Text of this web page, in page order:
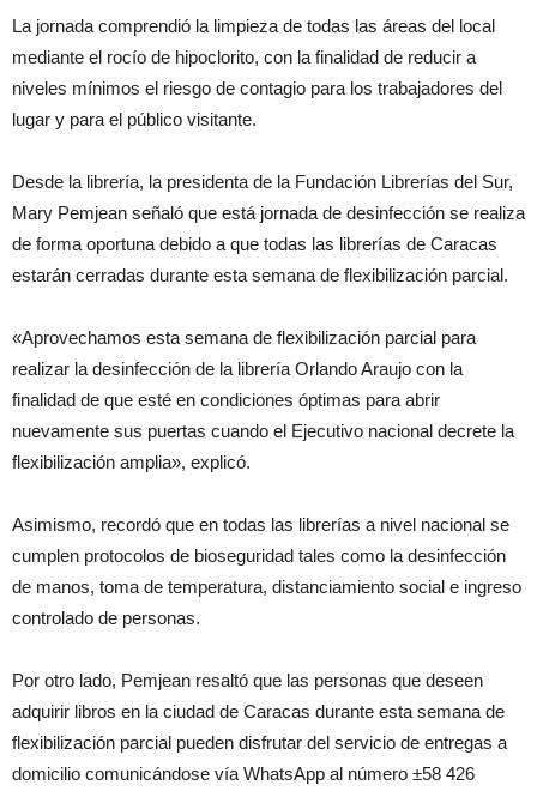
La jornada comprendió la limpieza de todas las áreas del local
mediante el rocío de hipoclorito, con la finalidad de reducir a
niveles mínimos el riesgo de contagio para los trabajadores del
lugar y para el público visitante.
Desde la librería, la presidenta de la Fundación Librerías del Sur,
Mary Pemjean señaló que está jornada de desinfección se realiza
de forma oportuna debido a que todas las librerías de Caracas
estarán cerradas durante esta semana de flexibilización parcial.
«Aprovechamos esta semana de flexibilización parcial para
realizar la desinfección de la librería Orlando Araujo con la
finalidad de que esté en condiciones óptimas para abrir
nuevamente sus puertas cuando el Ejecutivo nacional decrete la
flexibilización amplia», explicó.
Asimismo, recordó que en todas las librerías a nivel nacional se
cumplen protocolos de bioseguridad tales como la desinfección
de manos, toma de temperatura, distanciamiento social e ingreso
controlado de personas.
Por otro lado, Pemjean resaltó que las personas que deseen
adquirir libros en la ciudad de Caracas durante esta semana de
flexibilización parcial pueden disfrutar del servicio de entregas a
domicilio comunicándose vía WhatsApp al número ±58 426